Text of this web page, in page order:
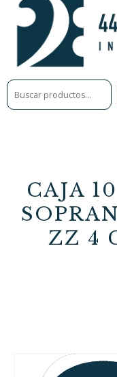
CAJA
ZZ 4